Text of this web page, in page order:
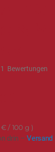
Bewertungen
€/ 100 g
drin –Versand